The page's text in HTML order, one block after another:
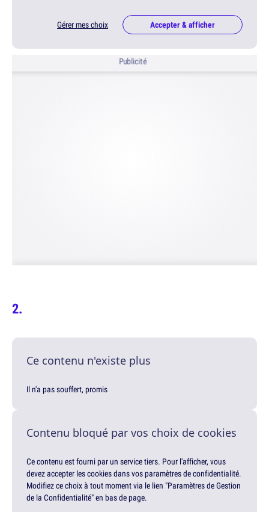
Gérer mes choix Accepter & afficher
Publicité
Ce contenu n'existe plus
Il n'a pas souffert, promis
Contenu bloqué par vos choix de cookies
Ce contenu est fourni par un service tiers. Pour l'afficher, vous
devez accepter les cookies dans vos paramètres de confidentialité.
Modifiez ce choix à tout moment via le lien "Paramètres de Gestion
de la Confidentialité" en bas de page.